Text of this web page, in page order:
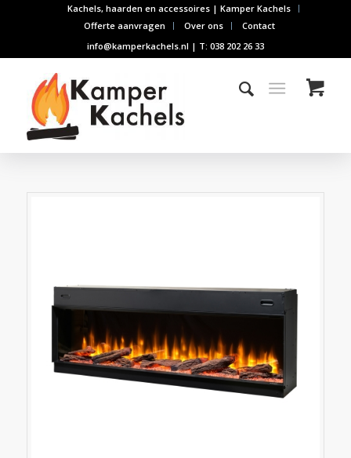
Kachels, haarden en accessoires | Kamper Kachels
Offerte aanvragen
Over ons
Contact
info@kamperkachels.nl | T: 038 202 26 33